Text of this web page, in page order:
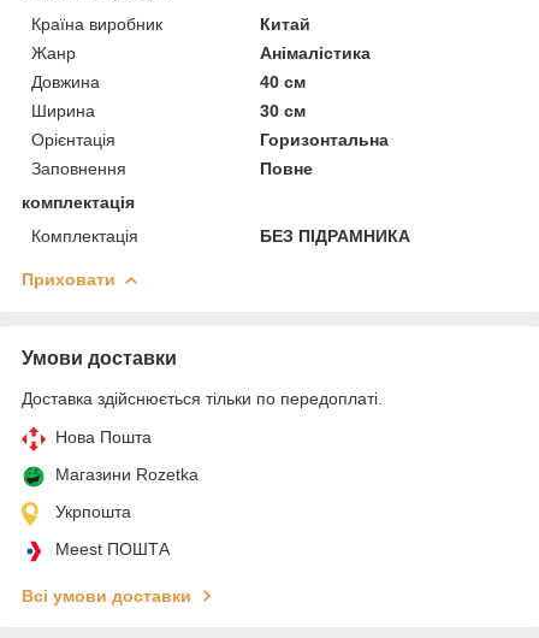
Країна виробник
Китай
Жанр
Анімалістика
Довжина
40 см
Ширина
30 см
Орієнтація
Горизонтальна
Заповнення
Повне
комплектація
Комплектація
БЕЗ ПІДРАМНИКА
Приховати
Умови доставки
Доставка здійснюється тільки по передоплаті.
Нова Пошта
Магазини Rozetka
Укрпошта
Meest ПОШТА
Всі умови доставки